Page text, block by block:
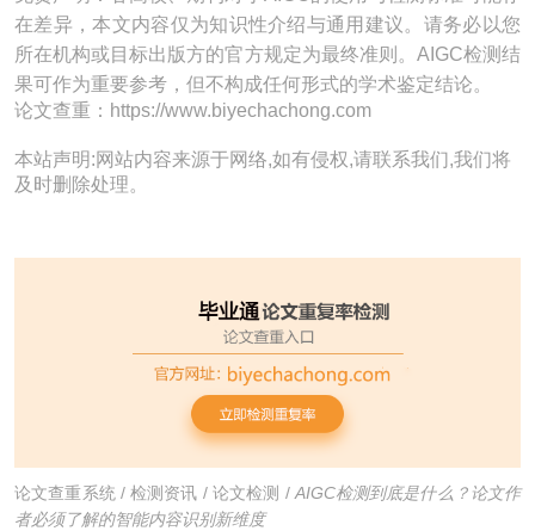
在差异，本文内容仅为知识性介绍与通用建议。请务必以您
所在机构或目标出版方的官方规定为最终准则。AIGC检测结
果可作为重要参考，但不构成任何形式的学术鉴定结论。
论文查重：https://www.biyechachong.com
本站声明:网站内容来源于网络,如有侵权,请联系我们,我们将
及时删除处理。
论文查重系统/检测资讯 / 论文检测 /AIGC检测到底是什么？论文作
者必须了解的智能内容识别新维度